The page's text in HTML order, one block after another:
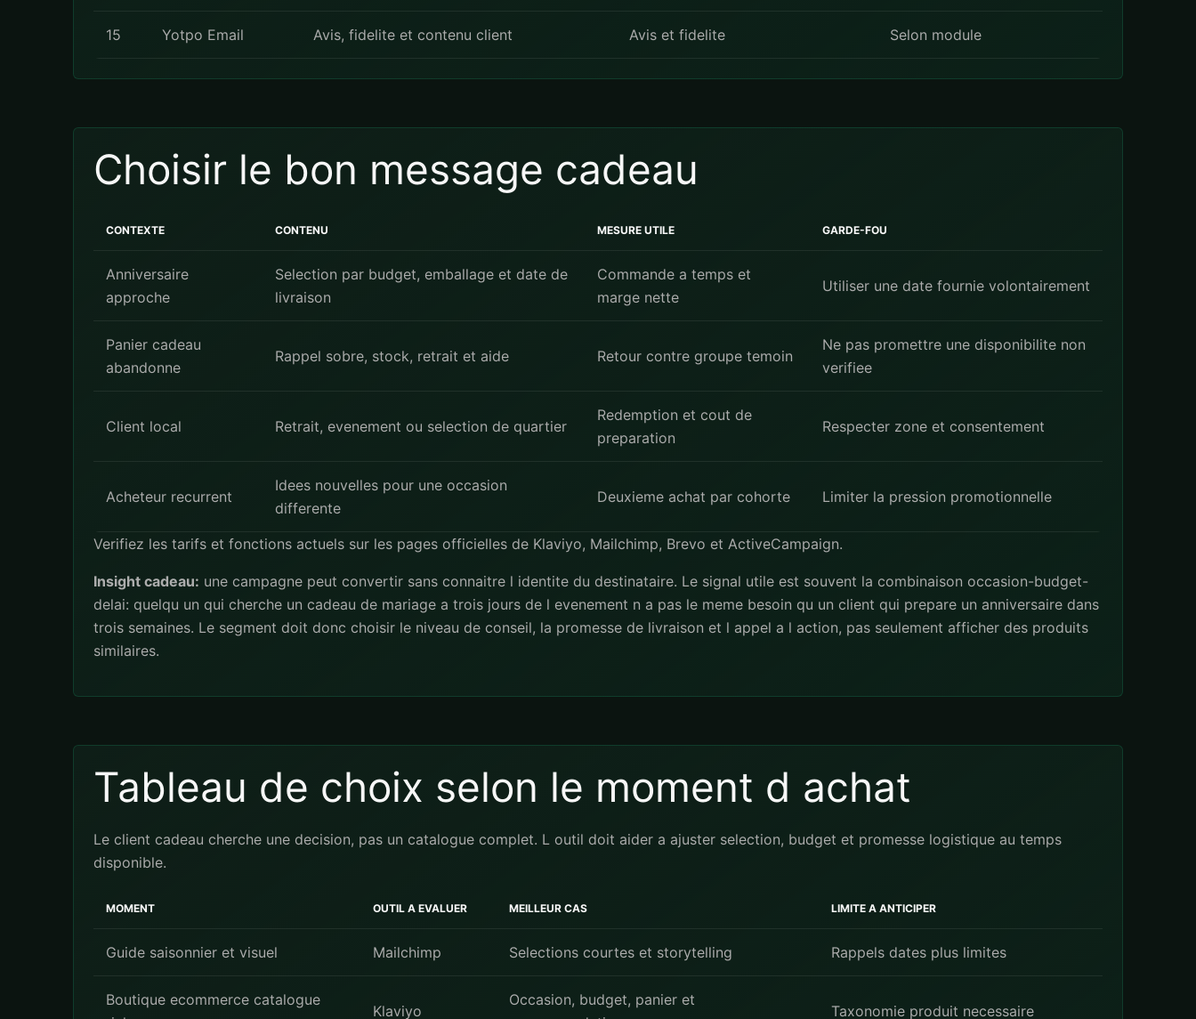
15 Yotpo Email Avis, fidelite et contenu client Avis et fidelite Selon module
Choisir le bon message cadeau
CONTEXTE CONTENU MESURE UTILE GARDE-FOU
Anniversaire
approche
Selection par budget, emballage et date de
livraison
Commande a temps et
marge nette
Utiliser une date fournie volontairement
Panier cadeau
abandonne
Rappel sobre, stock, retrait et aide Retour contre groupe temoin
Ne pas promettre une disponibilite non
verifiee
Client local Retrait, evenement ou selection de quartier
Redemption et cout de
preparation
Respecter zone et consentement
Acheteur recurrent
Idees nouvelles pour une occasion
differente
Deuxieme achat par cohorte Limiter la pression promotionnelle
Verifiez les tarifs et fonctions actuels sur les pages officielles de Klaviyo, Mailchimp, Brevo et ActiveCampaign.
Insight cadeau: une campagne peut convertir sans connaitre l identite du destinataire. Le signal utile est souvent la combinaison occasion-budget-
delai: quelqu un qui cherche un cadeau de mariage a trois jours de l evenement n a pas le meme besoin qu un client qui prepare un anniversaire dans
trois semaines. Le segment doit donc choisir le niveau de conseil, la promesse de livraison et l appel a l action, pas seulement afficher des produits
similaires.
Tableau de choix selon le moment d achat
Le client cadeau cherche une decision, pas un catalogue complet. L outil doit aider a ajuster selection, budget et promesse logistique au temps
disponible.
MOMENT OUTIL A EVALUER MEILLEUR CAS LIMITE A ANTICIPER
Guide saisonnier et visuel Mailchimp Selections courtes et storytelling Rappels dates plus limites
Boutique ecommerce catalogue
Klaviyo
Occasion, budget, panier et
Taxonomie produit necessaire